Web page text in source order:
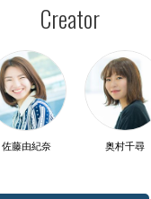
Creator
佐藤由紀奈 奥村千尋